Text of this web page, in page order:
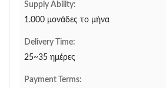
Supply Ability:
1.000 μονάδες το μήνα
Delivery Time:
25~35 ημέρες
Payment Terms: